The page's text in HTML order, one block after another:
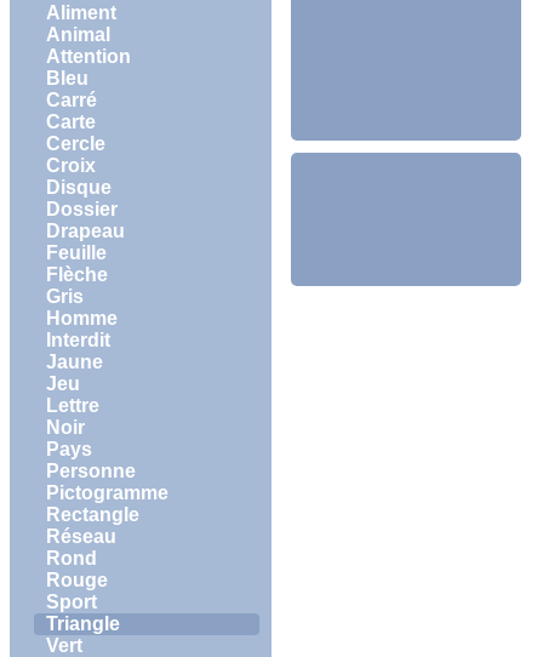
Aliment
Animal
Attention
Bleu
Carré
Carte
Cercle
Croix
Disque
Dossier
Drapeau
Feuille
Flèche
Gris
Homme
Interdit
Jaune
Jeu
Lettre
Noir
Pays
Personne
Pictogramme
Rectangle
Réseau
Rond
Rouge
Sport
Triangle
Vert